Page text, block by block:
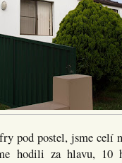
pod postel, jsme celí
hodili za hlavu, 10